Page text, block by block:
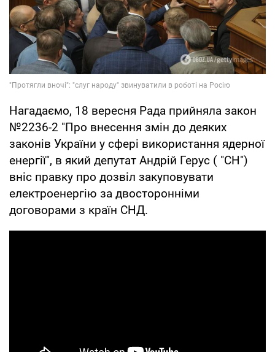
Нагадаємо, 18 вересня Рада прийняла закон
№2236-2 "Про внесення змін до деяких
законів України у сфері використання ядерної
енергії", в який депутат Андрій Герус ( "СН")
вніс правку про дозвіл закуповувати
електроенергію за двосторонніми
договорами з країн СНД.